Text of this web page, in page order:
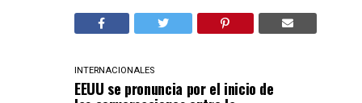
INTERNACIONALES
EEUU se pronuncia por el inicio de